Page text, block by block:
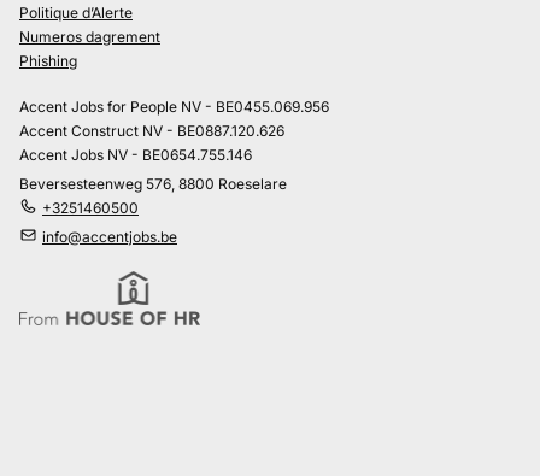
Politique d’Alerte
Numeros dagrement
Phishing
Accent Jobs for People NV - BE0455.069.956
Accent Construct NV - BE0887.120.626
Accent Jobs NV - BE0654.755.146
Beversesteenweg 576, 8800 Roeselare
+3251460500
info@accentjobs.be